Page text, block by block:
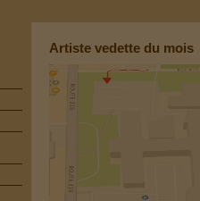
Artiste vedette du mois